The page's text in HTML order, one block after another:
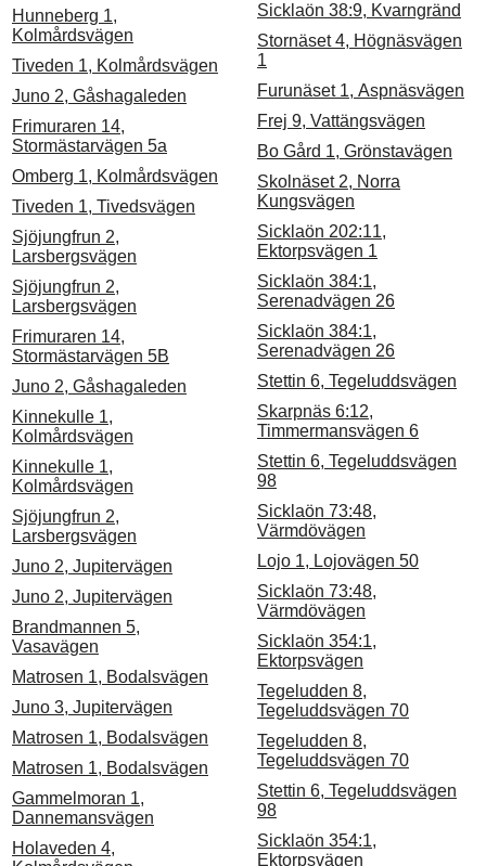
Hunneberg 1,
Kolmårdsvägen
Tiveden 1, Kolmårdsvägen
Juno 2, Gåshagaleden
Frimuraren 14,
Stormästarvägen 5a
Omberg 1, Kolmårdsvägen
Tiveden 1, Tivedsvägen
Sjöjungfrun 2,
Larsbergsvägen
Sjöjungfrun 2,
Larsbergsvägen
Frimuraren 14,
Stormästarvägen 5B
Juno 2, Gåshagaleden
Kinnekulle 1,
Kolmårdsvägen
Kinnekulle 1,
Kolmårdsvägen
Sjöjungfrun 2,
Larsbergsvägen
Juno 2, Jupitervägen
Juno 2, Jupitervägen
Brandmannen 5,
Vasavägen
Matrosen 1, Bodalsvägen
Juno 3, Jupitervägen
Matrosen 1, Bodalsvägen
Matrosen 1, Bodalsvägen
Gammelmoran 1,
Dannemansvägen
Holaveden 4,
Sicklaön 38:9, Kvarngränd
Stornäset 4, Högnäsvägen
1
Furunäset 1, Aspnäsvägen
Frej 9, Vattängsvägen
Bo Gård 1, Grönstavägen
Skolnäset 2, Norra
Kungsvägen
Sicklaön 202:11,
Ektorpsvägen 1
Sicklaön 384:1,
Serenadvägen 26
Sicklaön 384:1,
Serenadvägen 26
Stettin 6, Tegeluddsvägen
Skarpnäs 6:12,
Timmermansvägen 6
Stettin 6, Tegeluddsvägen
98
Sicklaön 73:48,
Värmdövägen
Lojo 1, Lojovägen 50
Sicklaön 73:48,
Värmdövägen
Sicklaön 354:1,
Ektorpsvägen
Tegeludden 8,
Tegeluddsvägen 70
Tegeludden 8,
Tegeluddsvägen 70
Stettin 6, Tegeluddsvägen
98
Sicklaön 354:1,
Ektorpsvägen